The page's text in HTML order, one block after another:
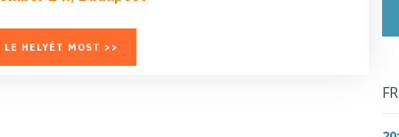
LE HELYÉT MOST >>